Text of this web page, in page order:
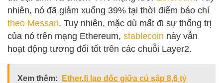
nhiên, nó đã giảm xuống 39% tại thời điểm báo chí
theo Messari. Tuy nhiên, mặc dù mất đi sự thống trị
của nó trên mạng Ethereum, stablecoin này vẫn
hoạt động tương đối tốt trên các chuỗi Layer2.
Xem thêm:
Ether.fi lao dốc giữa cú sập 8,6 tỷ